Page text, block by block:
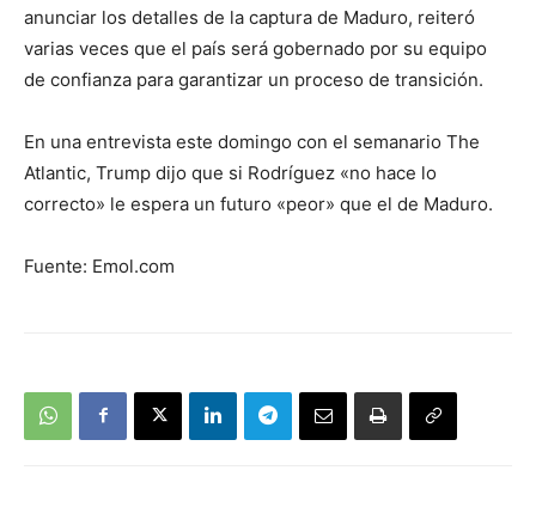
anunciar los detalles de la captura de Maduro, reiteró
varias veces que el país será gobernado por su equipo
de confianza para garantizar un proceso de transición.
En una entrevista este domingo con el semanario The
Atlantic, Trump dijo que si Rodríguez «no hace lo
correcto» le espera un futuro «peor» que el de Maduro.
Fuente: Emol.com